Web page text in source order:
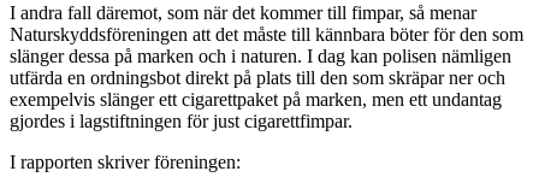
I andra fall däremot, som när det kommer till fimpar, så menar
Naturskyddsföreningen att det måste till kännbara böter för den som
slänger dessa på marken och i naturen. I dag kan polisen nämligen
utfärda en ordningsbot direkt på plats till den som skräpar ner och
exempelvis slänger ett cigarettpaket på marken, men ett undantag
gjordes i lagstiftningen för just cigarettfimpar.
I rapporten skriver föreningen: